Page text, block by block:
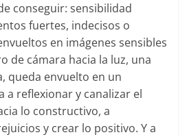
conseguir: sensibilidad
fuertes, indecisos o
en imágenes sensibles
de cámara hacia la luz, una
queda envuelto en un
a reflexionar y canalizar el
lo constructivo, a
y crear lo positivo. Y a